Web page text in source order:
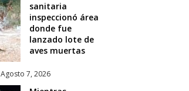
sanitaria
inspeccionó área
donde fue
lanzado lote de
aves muertas
Agosto 7, 2026